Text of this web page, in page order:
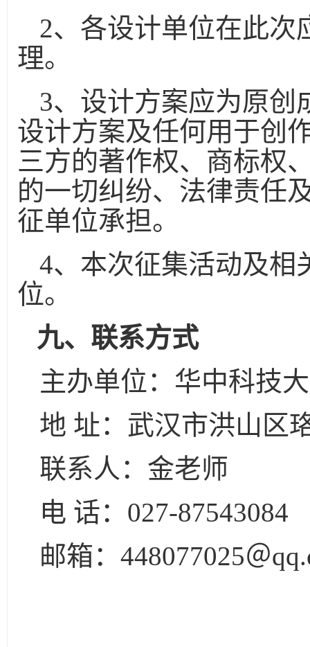
2、各设计单位在此次
理。
3、设计方案应为原创
设计方案及任何用于创
三方的著作权、商标权
的一切纠纷、法律责任
征单位承担。
4、本次征集活动及相
位。
九、联系方式
主办单位：华中科技
地 址：武汉市洪山区
联系人：金老师
电 话： 027-87543084
邮箱： 448077025＠